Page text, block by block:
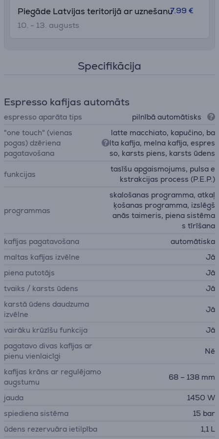
piemēram, hromētu krūzīšu paliktni un kristāldzidra
dimanta izskata ūdens tvertni, ir lieliski piemērots tiem,
kas novērtē gan labu garšu, gan labu kafiju.
Piegāde Latvijas teritorijā ar uznešanu
10. - 13. augusts
7.99 €
Specifikācija
Espresso kafijas automāts
espresso aparāta tips
pilnībā automātisks
"one touch" (vienas
pogas) dzēriena
pagatavošana
latte macchiato, kapučino, ba
lta kafija, melna kafija, espres
so, karsts piens, karsts ūdens
funkcijas
tasīšu apgaismojums, pulsa e
kstrakcijas process (P.E.P.)
programmas
skalošanas programma, atkaļ
ķošanas programma, izslēgš
anās taimeris, piena sistēma
s tīrīšana
kafijas pagatavošana
automātiska
maltas kafijas izvēlne
Jā
piena putotājs
Jā
tvaiks / karsts ūdens
Jā
karstā ūdens daudzuma
izvēlne
Jā
vairāku krūzīšu funkcija
Jā
pagatavo divas kafijas ar
pienu vienlaicīgi
Nē
kafijas krāns ar regulējamo
augstumu
68 – 138 mm
jauda
1450 W
spiediena sistēma
15 bar
ūdens rezervuāra ietilpība
1,1 L